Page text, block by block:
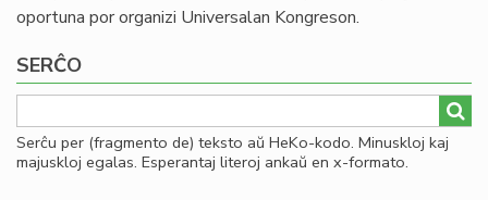
oportuna por organizi Universalan Kongreson.
SERĈO
Serĉu per (fragmento de) teksto aŭ HeKo-kodo. Minuskloj kaj
majuskloj egalas. Esperantaj literoj ankaŭ en x-formato.